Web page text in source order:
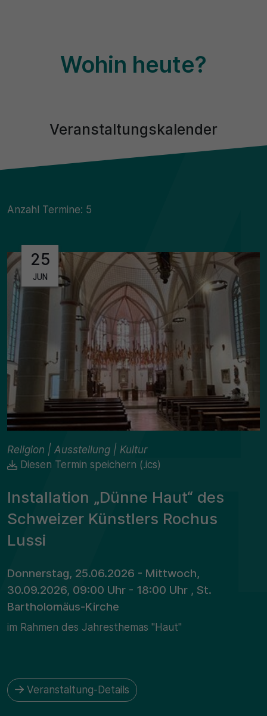
Wohin heute?
Veranstaltungskalender
Anzahl Termine: 5
25
JUN
Religion | Ausstellung | Kultur
Diesen Termin speichern (.ics)
Installation „Dünne Haut“ des
Schweizer Künstlers Rochus
Lussi
Donnerstag, 25.06.2026 - Mittwoch,
30.09.2026, 09:00 Uhr - 18:00 Uhr , St.
Bartholomäus-Kirche
im Rahmen des Jahresthemas "Haut"
Veranstaltung-Details